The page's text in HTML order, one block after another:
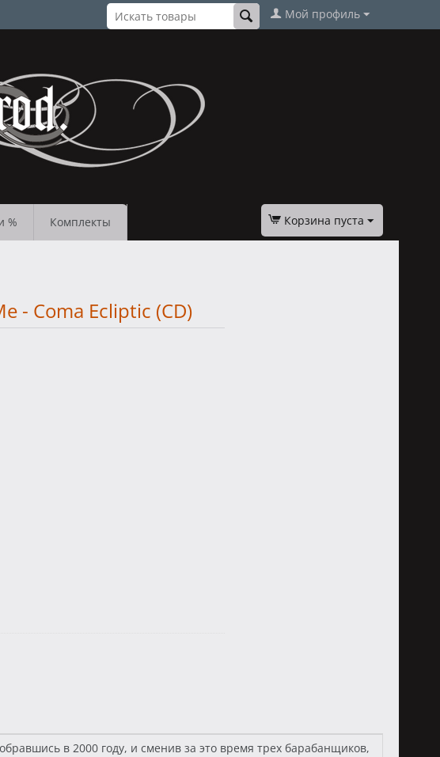
Мой профиль
% Комплекты Корзина пуста
- Coma Ecliptic (CD)
в 2000 году, и сменив за это время трех барабанщиков,